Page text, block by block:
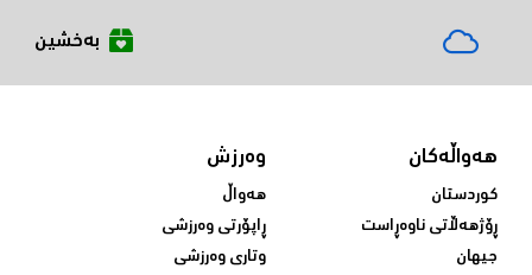
بەخشین
هەواڵەکان
کوردستان
ڕۆژهەڵاتی ناوەڕاست
جیهان
وەرزش
هەواڵ
ڕاپۆرتی وەرزشی
وتاری وەرزشی